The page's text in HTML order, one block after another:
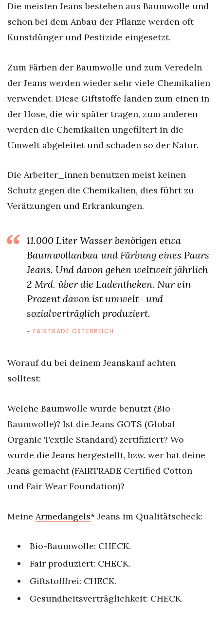
Die meisten Jeans bestehen aus Baumwolle und
schon bei dem Anbau der Pflanze werden oft
Kunstdünger und Pestizide eingesetzt.
Zum Färben der Baumwolle und zum Veredeln
der Jeans werden wieder sehr viele Chemikalien
verwendet. Diese Giftstoffe landen zum einen in
der Hose, die wir später tragen, zum anderen
werden die Chemikalien ungefiltert in die
Umwelt abgeleitet und schaden so der Natur.
Die Arbeiter_innen benutzen meist keinen
Schutz gegen die Chemikalien, dies führt zu
Verätzungen und Erkrankungen.
11.000 Liter Wasser benötigen etwa
Baumwollanbau und Färbung eines Paars
Jeans. Und davon gehen weltweit jährlich
2 Mrd. über die Ladentheken. Nur ein
Prozent davon ist umwelt- und
sozialverträglich produziert.
FAIRTRADE ÖSTERREICH
Worauf du bei deinem Jeanskauf achten
solltest:
Welche Baumwolle wurde benutzt (Bio-
Baumwolle)? Ist die Jeans GOTS (Global
Organic Textile Standard) zertifiziert? Wo
wurde die Jeans hergestellt, bzw. wer hat deine
Jeans gemacht (FAIRTRADE Certified Cotton
und Fair Wear Foundation)?
Meine Armedangels* Jeans im Qualitätscheck:
Bio-Baumwolle: CHECK.
Fair produziert: CHECK.
Giftstofffrei: CHECK.
Gesundheitsverträglichkeit: CHECK.